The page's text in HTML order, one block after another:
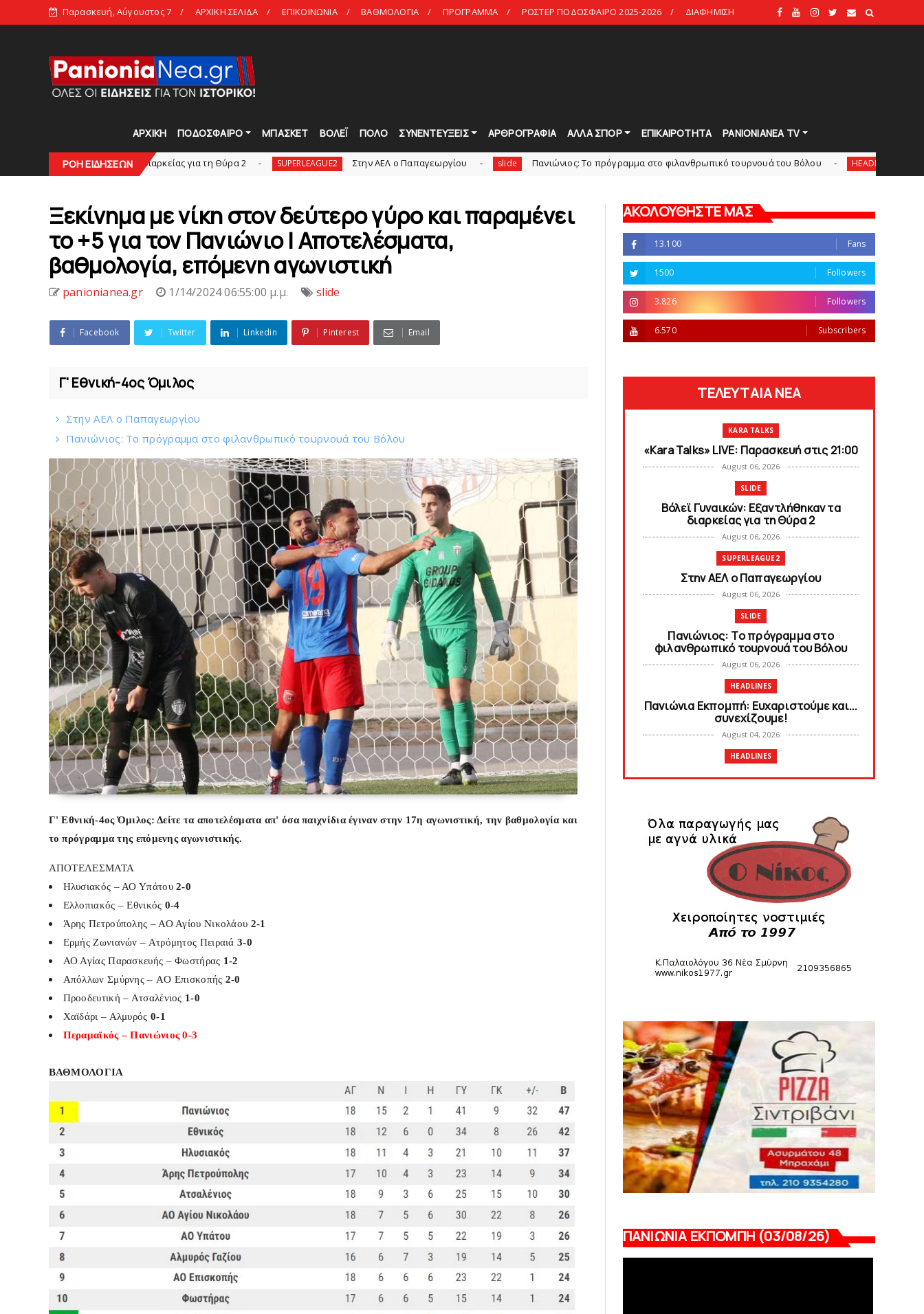
Παρασκευή, Αύγουστος 7 ΑΡΧΙΚΗ ΣΕΛΙΔΑ ΕΠΙΚΟΙΝΩΝΙΑ ΒΑΘΜΟΛΟΓΙΑ ΠΡΟΓΡΑΜΜΑ ΡΟΣΤΕΡ ΠΟΔΟΣΦΑΙΡΟ 2025-2026 ΔΙΑΦΗΜΙΣΗ
ΑΡΧΙΚΗ ΠΟΔΟΣΦΑΙΡΟ ΜΠΑΣΚΕΤ ΒΟΛΕΪ ΠΟΛΟ ΣΥΝΕΝΤΕΥΞΕΙΣ ΑΡΘΡΟΓΡΑΦΙΑ ΑΛΛΑ ΣΠΟΡ ΕΠΙΚΑΙΡΟΤΗΤΑ PANIONIANEA TV
ΡΟΗ ΕΙΔΗΣΕΩΝ
τα διαρκείας για τη Θύρα 2 SUPERLEAGUE2 Στην AEΛ ο Παπαγεωργίου slide Πανιώνιoς: Tο πρόγραμμα στο φιλανθρωπικό τουρνουά του Bόλου HEADLINES Πανιώνια
Ξεκίνημα με νίκη στον δεύτερο γύρο και παραμένει
το +5 για τον Πανιώνιο | Αποτελέσματα,
βαθμολογία, επόμενη αγωνιστική
panionianea.gr 1/14/2024 06:55:00 μ.μ. slide
Facebook Twitter Linkedin Pinterest Email
Γ' Εθνική-4ος Όμιλος
Στην AEΛ ο Παπαγεωργίου
Πανιώνιoς: Tο πρόγραμμα στο φιλανθρωπικό τουρνουά του Bόλου
Γ' Εθνική-4ος Όμιλος: Δείτε τα αποτελέσματα απ' όσα παιχνίδια έγιναν στην 17η αγωνιστική, την βαθμολογία και
το πρόγραμμα της επόμενης αγωνιστικής.
ΑΠΟΤΕΛΕΣΜΑΤΑ
Ηλυσιακός – ΑΟ Υπάτου2-0
Ελλοπιακός – Εθνικός 0-4
Άρης Πετρούπολης – ΑΟ Αγίου Νικολάου 2-1
Ερμής Ζωνιανών – Ατρόμητος Πειραιά 3-0
ΑΟ Αγίας Παρασκευής – Φωστήρας 1-2
Απόλλων Σμύρνης – AO Επισκοπής 2-0
Προοδευτική – Ατσαλένιος 1-0
Χαϊδάρι – Αλμυρός 0-1
Περαμαϊκός – Πανιώνιος0-3
ΒΑΘΜΟΛΟΓΙΑ
ΑΚΟΛΟΥΘΗΣΤΕ ΜΑΣ
13.100 Fans
1500 Followers
3.826 Followers
6.570 Subscribers
ΤΕΛΕΥΤΑΙΑ ΝΕΑ
KARA TALKS
«Kara Talks» LIVE: Παρασκευή στις 21:00
August 06, 2026
SLIDE
Bόλεϊ Γυναικών: Εξαντλήθηκαν τα
διαρκείας για τη Θύρα 2
August 06, 2026
SUPERLEAGUE2
Στην AEΛ ο Παπαγεωργίου
August 06, 2026
SLIDE
Πανιώνιoς: Tο πρόγραμμα στο
φιλανθρωπικό τουρνουά του Bόλου
August 06, 2026
HEADLINES
Πανιώνια Εκπομπή: Eυχαριστούμε και...
συνεχίζουμε!
August 04, 2026
HEADLINES
Θλίψη για τον χαμό του Γιώργου
SLIDE
Ξεκινά η ελεύθερη διάθεση των
εισιτηρίων διαρκείας του βόλεϊ...
August 04, 2026
HEADLINES
Kυανέρυθρη και επίσημα η Πάτερου
August 04, 2026
Πανιώνια Εκπομπή: Έπεσε η αυλαία της
ΕΠΙΚΑΙΡΟΤΗΤΑ
LIVE η Πανιώνια Εκπομπή!
August 03, 2026
ΠΑΝΙΩΝΙΑ ΕΚΠΟΜΠΗ (03/08/26)